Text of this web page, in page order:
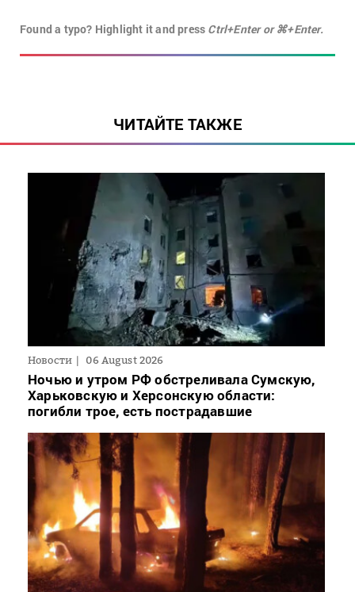
Found a typo? Highlight it and press Ctrl+Enter or ⌘+Enter.
ЧИТАЙТЕ ТАКЖЕ
Новости 06 August 2026
Ночью и утром РФ обстреливала Сумскую,
Харьковскую и Херсонскую области:
погибли трое, есть пострадавшие